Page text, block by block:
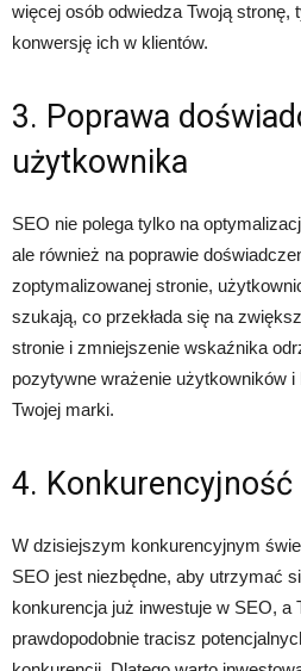
więcej osób odwiedza Twoją
konwersję ich w klientów.
3. Poprawa
użytkownika
SEO nie polega tylko na
ale również na poprawie
zoptymalizowanej stronie,
szukają, co przekłada się na
stronie i zmniejszenie wskaźnika
pozytywne wrażenie użytkowników i
Twojej marki.
4. Konkurencyjność
W dzisiejszym konkurencyjnym
SEO jest niezbędne, aby utrzymać
konkurencja już inwestuje w SEO, a
prawdopodobnie tracisz